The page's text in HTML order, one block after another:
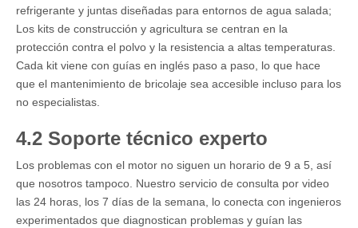
refrigerante y juntas diseñadas para entornos de agua salada;
Los kits de construcción y agricultura se centran en la
protección contra el polvo y la resistencia a altas temperaturas.
Cada kit viene con guías en inglés paso a paso, lo que hace
que el mantenimiento de bricolaje sea accesible incluso para los
no especialistas.
4.2 Soporte técnico experto
Los problemas con el motor no siguen un horario de 9 a 5, así
que nosotros tampoco. Nuestro servicio de consulta por video
las 24 horas, los 7 días de la semana, lo conecta con ingenieros
experimentados que diagnostican problemas y guían las